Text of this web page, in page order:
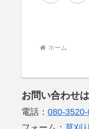
ホーム
お問い合わせ
電話： 080-